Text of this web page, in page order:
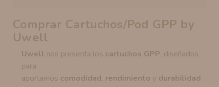
Comprar Cartuchos/Pod GPP by
Uwell
Uwell nos presenta los cartuchos GPP, diseñados
para
aportarnos comodidad, rendimiento y durabilidad